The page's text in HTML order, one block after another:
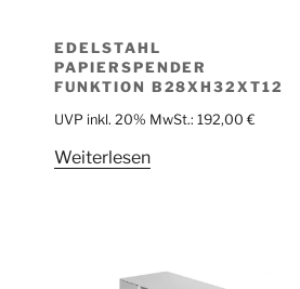
EDELSTAHL
PAPIERSPENDER
FUNKTION B28XH32XT12
UVP inkl. 20% MwSt.: 192,00 €
Weiterlesen